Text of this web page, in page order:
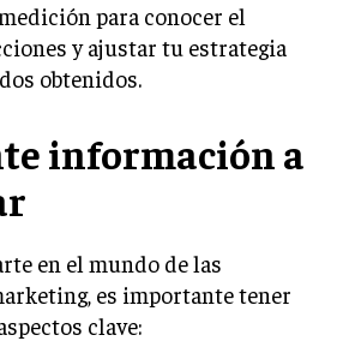
Y COMERCIO ELECTRÓNICO
DE PRICING Y GESTIÓN DE
EMPRESARIALES
TECNOLÓGICAS
para conocer el
y ajustar tu estrategia
obtenidos.
información a
en el mundo de las
es importante tener
clave: